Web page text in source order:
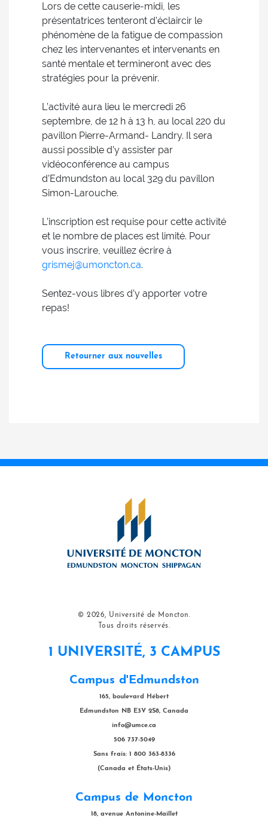
Lors de cette causerie-midi, les
présentatrices tenteront d’éclaircir le
phénomène de la fatigue de compassion
chez les intervenantes et intervenants en
santé mentale et termineront avec des
stratégies pour la prévenir.
L’activité aura lieu le mercredi 26
septembre, de 12 h à 13 h, au local 220 du
pavillon Pierre-Armand- Landry. Il sera
aussi possible d’y assister par
vidéoconférence au campus
d’Edmundston au local 329 du pavillon
Simon-Larouche.
L’inscription est requise pour cette activité
et le nombre de places est limité. Pour
vous inscrire, veuillez écrire à
grismej@umoncton.ca.
Sentez-vous libres d’y apporter votre
repas!
Retourner aux nouvelles
© 2026, Université de Moncton.
Tous droits réservés.
1 UNIVERSITÉ, 3 CAMPUS
Campus d'Edmundston
165, boulevard Hébert
Edmundston NB E3V 2S8, Canada
info@umce.ca
506 737-5049
Sans frais: 1 800 363-8336
(Canada et États-Unis)
Campus de Moncton
18, avenue Antonine-Maillet